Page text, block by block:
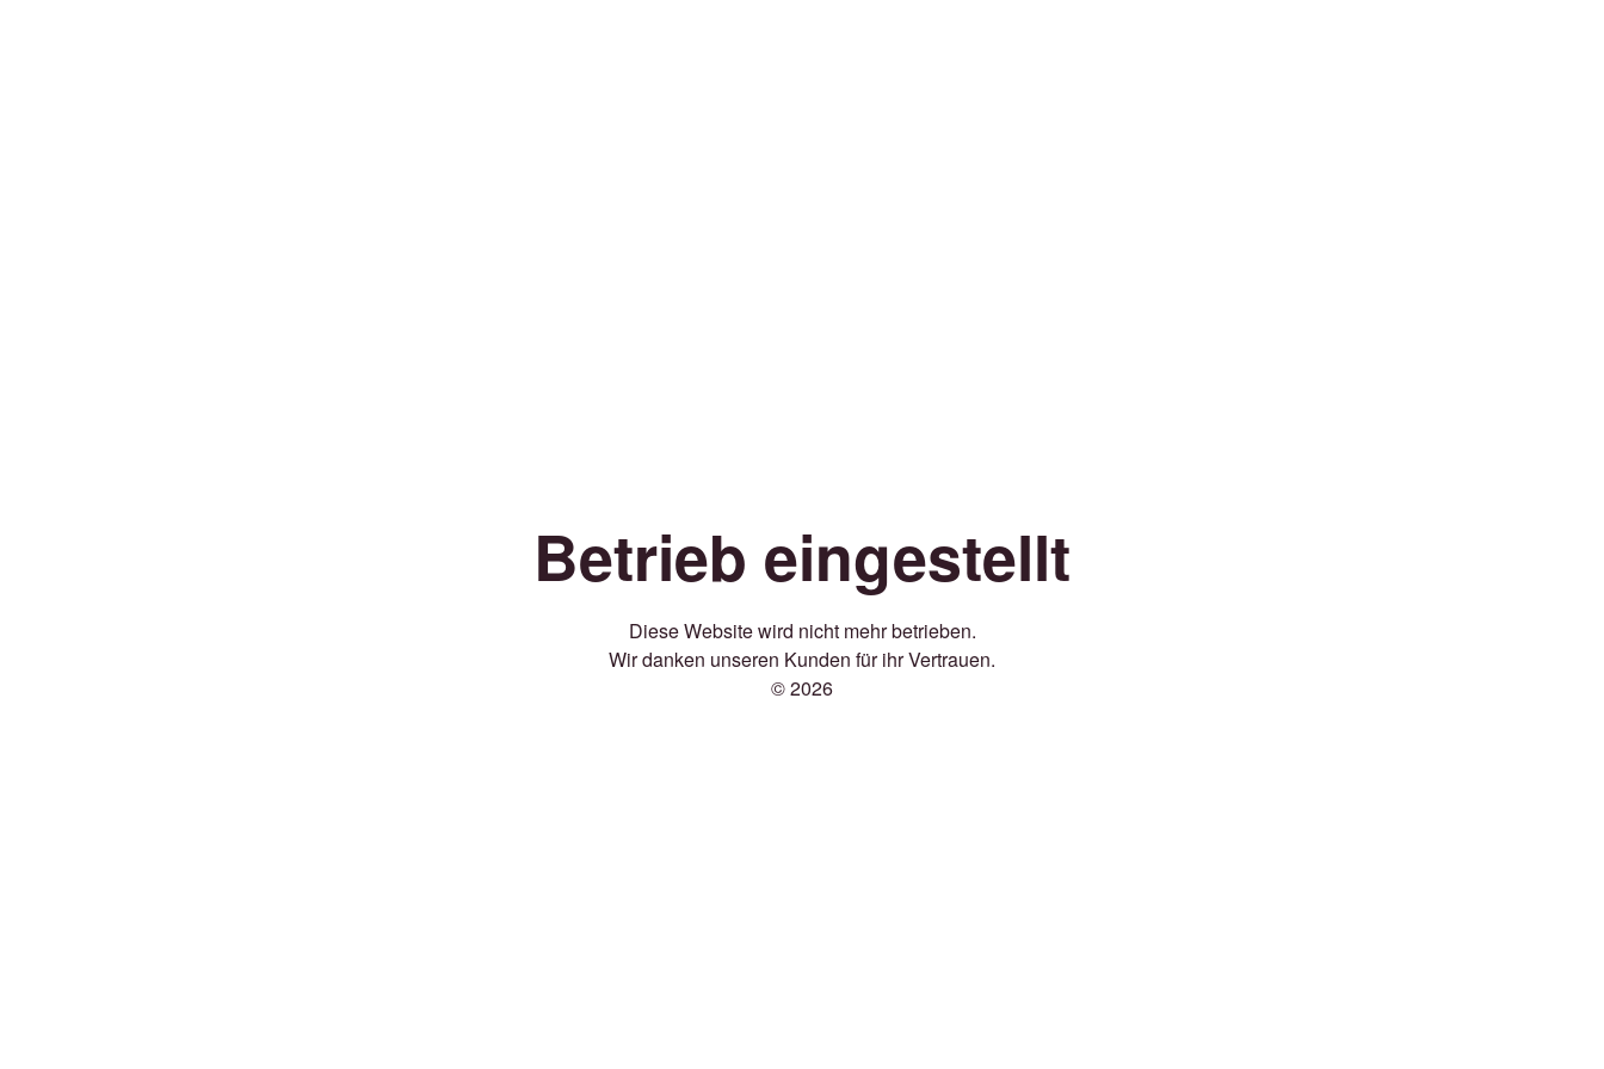
Betrieb eingestellt
Diese Website wird nicht mehr betrieben.
Wir danken unseren Kunden für ihr Vertrauen.
© 2026